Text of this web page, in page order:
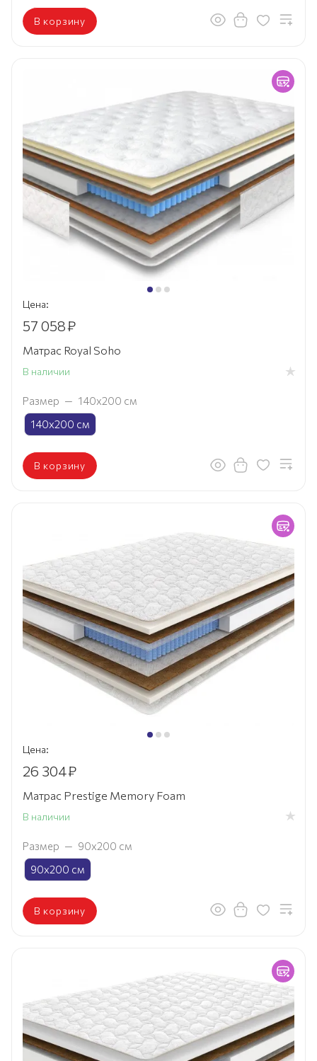
В корзину
Цена:
57 058₽
Матрас Royal Soho
В наличии
Размер — 140х200 см
140х200 см
В корзину
Цена:
26 304₽
Матрас Prestige Memory Foam
В наличии
Размер — 90х200 см
90х200 см
В корзину